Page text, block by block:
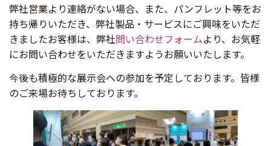
弊社営業より連絡がない場合、また、パンフレット等をお
持ち帰りいただき、弊社製品・サービスにご興味をいただ
きましたお客様は、弊社問い合わせフォームより、お気軽
にお問い合わせをいただきますようお願いいたします。
今後も積極的な展示会への参加を予定しております。皆様
のご来場お待ちしております。